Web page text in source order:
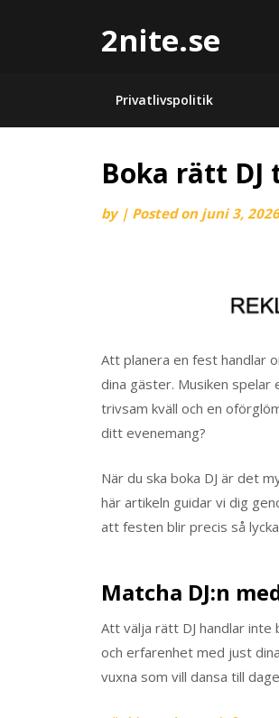
2nite.se
Privatlivspolitik
Boka rätt
by | Posted on juni 3, 2026
Att planera en fest handlar
dina gäster. Musiken spelar
trivsam kväll och en
ditt evenemang?
När du ska boka DJ är det
här artikeln guidar vi dig
att festen blir precis så
Matcha DJ:n
Att välja rätt DJ handlar inte
och erfarenhet med just
vuxna som vill dansa till